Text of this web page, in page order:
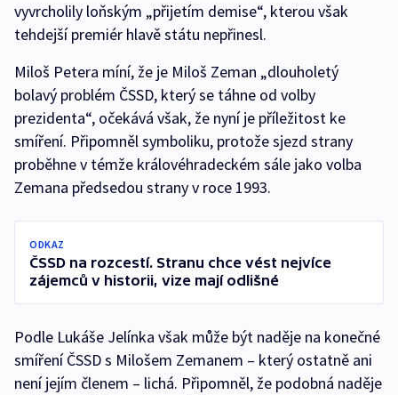
vyvrcholily loňským „přijetím demise“, kterou však
tehdejší premiér hlavě státu nepřinesl.
Miloš Petera míní, že je Miloš Zeman „dlouholetý
bolavý problém ČSSD, který se táhne od volby
prezidenta“, očekává však, že nyní je příležitost ke
smíření. Připomněl symboliku, protože sjezd strany
proběhne v témže královéhradeckém sále jako volba
Zemana předsedou strany v roce 1993.
ODKAZ
ČSSD na rozcestí. Stranu chce vést nejvíce
zájemců v historii, vize mají odlišné
Podle Lukáše Jelínka však může být naděje na konečné
smíření ČSSD s Milošem Zemanem – který ostatně ani
není jejím členem – lichá. Připomněl, že podobná naděje